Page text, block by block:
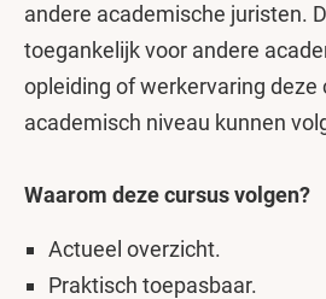
andere academische juristen.
toegankelijk voor andere
opleiding of werkervaring deze
academisch niveau kunnen
Waarom deze cursus volgen?
Actueel overzicht.
Praktisch toepasbaar.